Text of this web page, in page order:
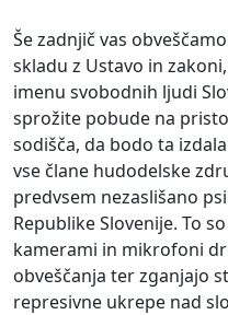
Še zadnjič vas
skladu z Ustavo in
imenu svobodnih ljudi
sprožite pobude na
sodišča, da bodo ta
vse člane hudodelske
predvsem nezaslišano
Republike Slovenije. To
kamerami in mikrofoni
obveščanja ter zganjajo
represivne ukrepe nad